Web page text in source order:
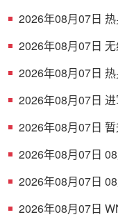
2026年08月07日
2026年08月07日
2026年08月07日
2026年08月07日
2026年08月07日
2026年08月07日
2026年08月07日
2026年08月07日